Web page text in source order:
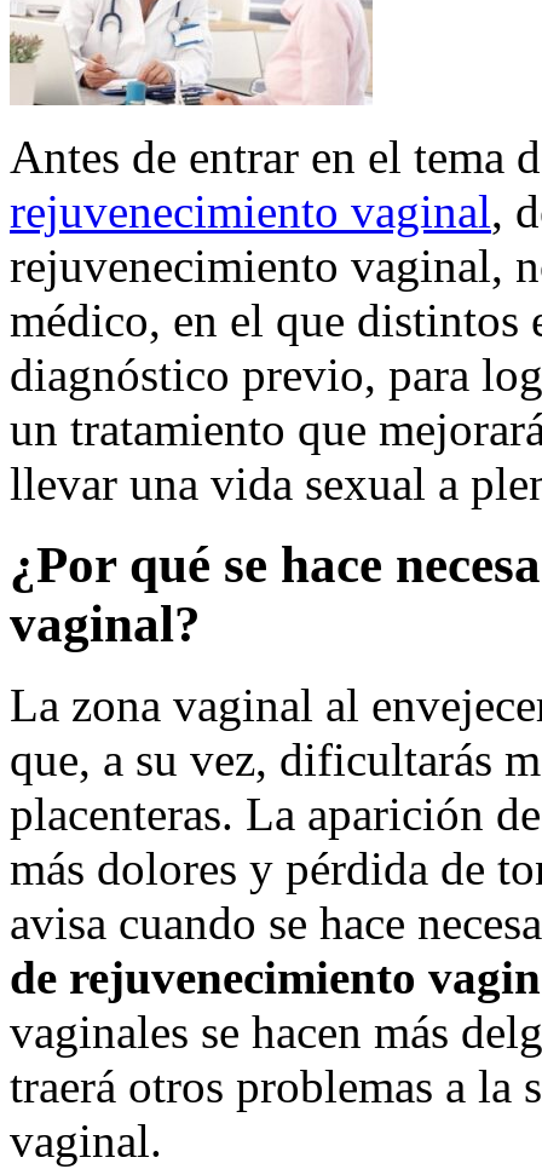
Antes de entrar en el tema
rejuvenecimiento vaginal,
rejuvenecimiento vaginal,
médico, en el que distintos
diagnóstico previo, para
un tratamiento que
llevar una vida sexual a
¿Por qué se hace
vaginal?
La zona vaginal al
que, a su vez, dificultarás
placenteras. La aparición
más dolores y pérdida de
avisa cuando se hace
de rejuvenecimiento
vaginales se hacen más
traerá otros problemas a la
vaginal.